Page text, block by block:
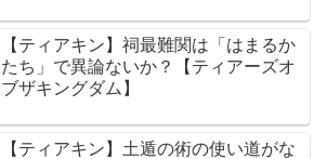
【ティアキン】祠最難関は「はまるか
たち」で異論ないか？【ティアーズオ
ブザキングダム】
【ティアキン】土遁の術の使い道がな